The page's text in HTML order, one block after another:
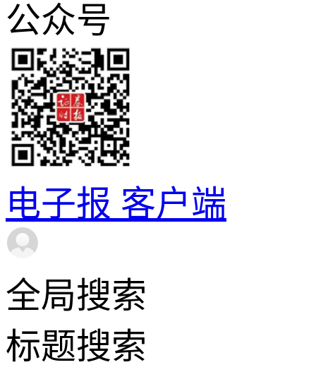
公众号
电子报 客户端
全局搜索
标题搜索